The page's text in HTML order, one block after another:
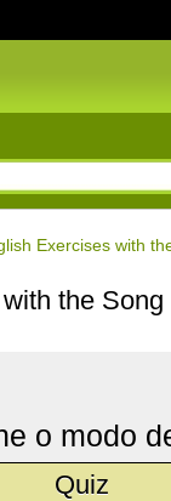
Exercises with
the
o modo
Quiz